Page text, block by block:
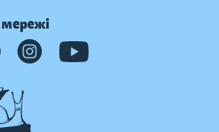
мережі